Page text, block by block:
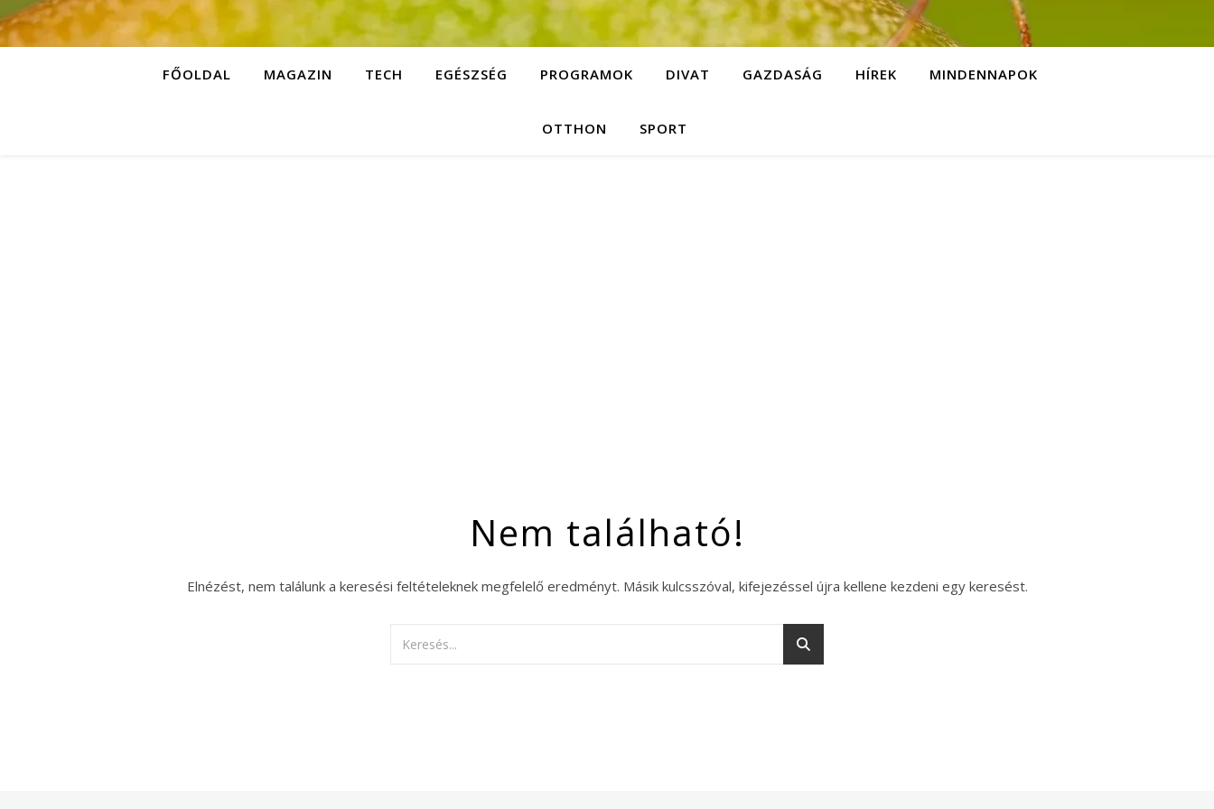
FŐOLDAL MAGAZIN TECH EGÉSZSÉG PROGRAMOK DIVAT GAZDASÁG HÍREK MINDENNAPOK
OTTHON SPORT
Nem található!
Elnézést, nem találunk a keresési feltételeknek megfelelő eredményt. Másik kulcsszóval, kifejezéssel újra kellene kezdeni egy keresést.